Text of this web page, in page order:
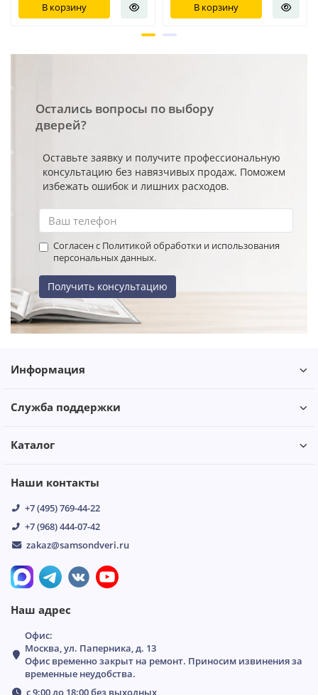
В корзину В корзину
Остались вопросы по выбору
дверей?
Оставьте заявку и получите профессиональную
консультацию без навязчивых продаж. Поможем
избежать ошибок и лишних расходов.
Согласен с Политикой обработки и использования
персональных данных.
Получить консультацию
Информация
Служба поддержки
Каталог
Наши контакты
+7 (495) 769-44-22
+7 (968) 444-07-42
zakaz@samsondveri.ru
Наш адрес
Офис:
Москва, ул. Паперника, д. 13
Офис временно закрыт на ремонт. Приносим извинения за
временные неудобства.
с 9:00 до 18:00 без выходных